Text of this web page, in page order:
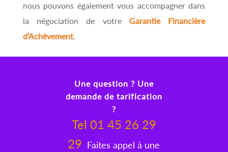
nous pouvons également vous accompagner dans
la négociation de votre Garantie Financière
d’Achèvement.
Une question ? Une
demande de tarification
?
Tel 01 45 26 29
29 Faites appel à une